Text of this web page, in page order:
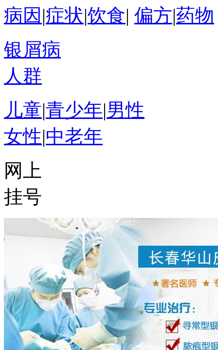
病因 |症状|饮食| 偏方|药物
银屑病
人群
儿童|青少年|男性
女性|中老年
网上
挂号